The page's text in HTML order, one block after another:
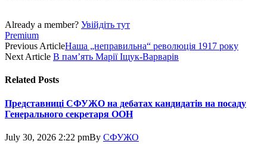
Already a member? Увійдіть тут
Premium
Previous ArticleНаша „неправильна“ революція 1917 року
Next Article В пам’ять Марії Іщук-Варварів
Related Posts
Представниці СФУЖО на дебатах кандидатів на посаду
Генерального секретаря ООН
July 30, 2026 2:22 pmBy СФУЖО